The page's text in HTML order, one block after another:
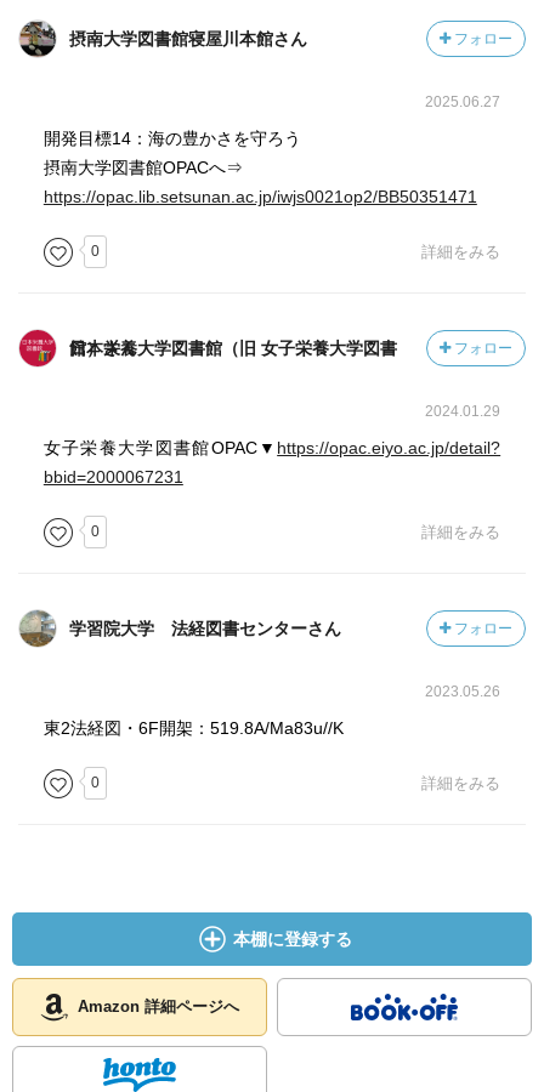
摂南大学図書館寝屋川本館さん フォロー
2025.06.27
開発目標14：海の豊かさを守ろう
摂南大学図書館OPACへ⇒
https://opac.lib.setsunan.ac.jp/iwjs0021op2/BB50351471
0 詳細をみる
日本栄養大学図書館（旧 女子栄養大学図書館）さん フォロー
2024.01.29
女子栄養大学図書館OPAC▼ https://opac.eiyo.ac.jp/detail?
bbid=2000067231
0 詳細をみる
学習院大学 法経図書センターさん フォロー
2023.05.26
東2法経図・6F開架：519.8A/Ma83u//K
0 詳細をみる
本棚に登録する
Amazon 詳細ページへ